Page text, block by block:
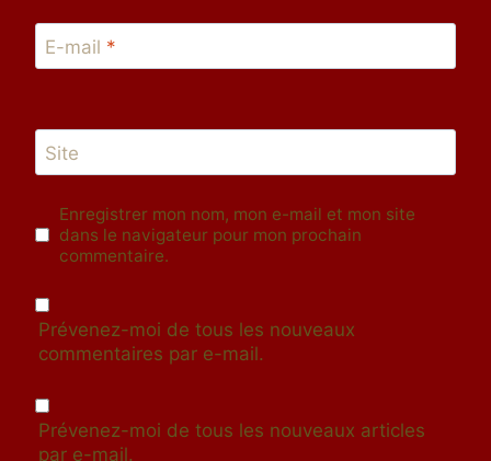
E-mail *
Site
Enregistrer mon nom, mon e-mail et mon site
dans le navigateur pour mon prochain
commentaire.
Prévenez-moi de tous les nouveaux
commentaires par e-mail.
Prévenez-moi de tous les nouveaux articles
par e-mail.